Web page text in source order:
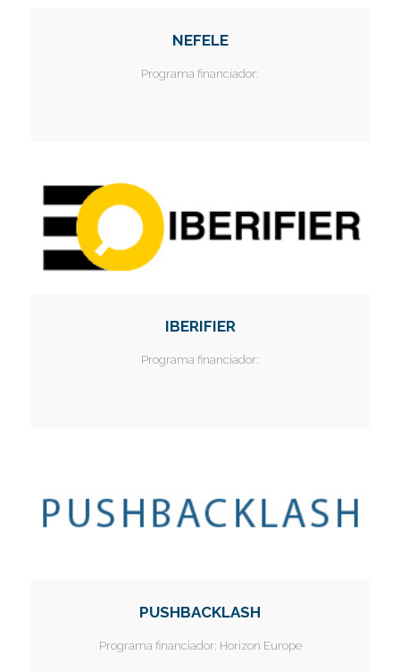
NEFELE
Programa financiador:
IBERIFIER
Programa financiador:
PUSHBACKLASH
Programa financiador: Horizon Europe